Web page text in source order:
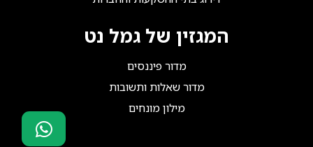
המגזין של גמל נט
מדור פיננסים
מדור שאלות ותשובות
מילון מונחים